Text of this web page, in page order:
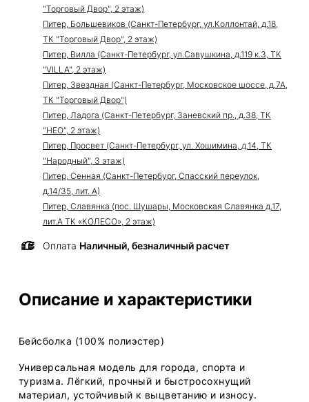
"Торговый Двор", 2 этаж)
Питер, Большевиков (Санкт-Петербург, ул.Коллонтай, д.18,
ТК "Торговый Двор", 2 этаж)
Питер, Вилла (Санкт-Петербург, ул.Савушкина, д.119 к.3, ТК
"VILLA", 2 этаж)
Питер, Звездная (Санкт-Петербург, Московское шоссе, д.7А,
ТК "Торговый Двор")
Питер, Ладога (Санкт-Петербург, Заневский пр., д.38, ТК
"НЕО", 2 этаж)
Питер, Просвет (Санкт-Петербург, ул. Хошимина, д.14, ТК
"Народный", 3 этаж)
Питер, Сенная (Санкт-Петербург, Спасский переулок,
д.14/35, лит. А)
Питер, Славянка (пос. Шушары, Московская Славянка д.17,
лит.А ТК «КОЛЕСО», 2 этаж)
Оплата Наличный, безналичный расчет
Описание и характеристики
Бейсболка (100% полиэстер)
Универсальная модель для города, спорта и
туризма. Лёгкий, прочный и быстросохнущий
материал, устойчивый к выцветанию и износу.